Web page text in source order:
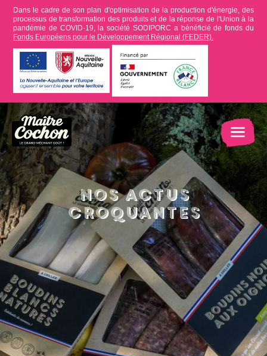
Dans le cadre de son plan d'optimisation de la production d'énergie, des
processus de transformation des produits et de la réponse de l'Union à la
pandémie de COVID-19, la société SODIPORC a bénéficié de fonds du
Fonds Européens pour le Développement Régional (FEDER).
Nos actus
croquantes